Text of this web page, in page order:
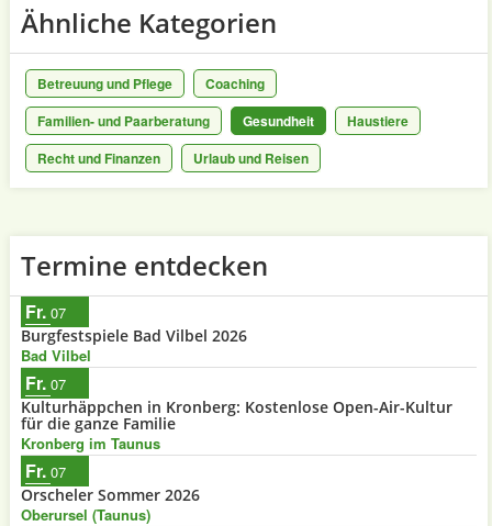
Ähnliche Kategorien
Betreuung und Pflege
Coaching
Familien- und Paarberatung
Gesundheit
Haustiere
Recht und Finanzen
Urlaub und Reisen
Termine entdecken
Fr. 07
Burgfestspiele Bad Vilbel 2026
Bad Vilbel
Fr. 07
Kulturhäppchen in Kronberg: Kostenlose Open-Air-Kultur
für die ganze Familie
Kronberg im Taunus
Fr. 07
Orscheler Sommer 2026
Oberursel (Taunus)